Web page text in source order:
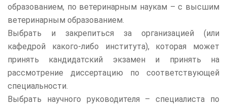
образованием, по ветеринарным наукам – с высшим
ветеринарным образованием.
Выбрать и закрепиться за организацией (или
кафедрой какого-либо института), которая может
принять кандидатский экзамен и принять на
рассмотрение диссертацию по соответствующей
специальности.
Выбрать научного руководителя – специалиста по